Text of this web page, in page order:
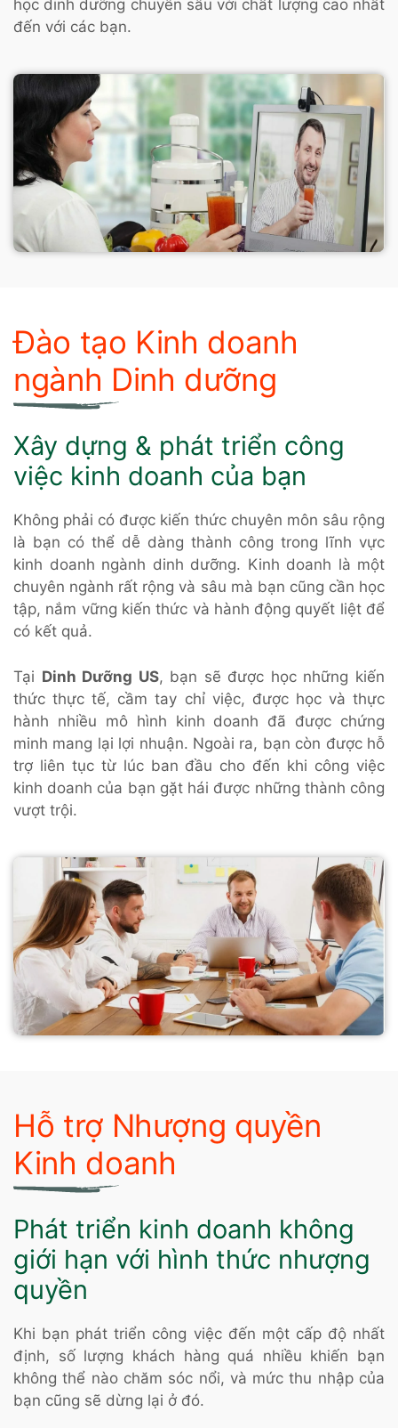
học dinh dưỡng chuyên sâu với chất lượng cao nhất
đến với các bạn.
Đào tạo Kinh doanh
ngành Dinh dưỡng
Xây dựng & phát triển công
việc kinh doanh của bạn
Không phải có được kiến thức chuyên môn sâu rộng
là bạn có thể dễ dàng thành công trong lĩnh vực
kinh doanh ngành dinh dưỡng. Kinh doanh là một
chuyên ngành rất rộng và sâu mà bạn cũng cần học
tập, nắm vững kiến thức và hành động quyết liệt để
có kết quả.
Tại Dinh Dưỡng US, bạn sẽ được học những kiến
thức thực tế, cầm tay chỉ việc, được học và thực
hành nhiều mô hình kinh doanh đã được chứng
minh mang lại lợi nhuận. Ngoài ra, bạn còn được hỗ
trợ liên tục từ lúc ban đầu cho đến khi công việc
kinh doanh của bạn gặt hái được những thành công
vượt trội.
Hỗ trợ Nhượng quyền
Kinh doanh
Phát triển kinh doanh không
giới hạn với hình thức nhượng
quyền
Khi bạn phát triển công việc đến một cấp độ nhất
định, số lượng khách hàng quá nhiều khiến bạn
không thể nào chăm sóc nổi, và mức thu nhập của
bạn cũng sẽ dừng lại ở đó.